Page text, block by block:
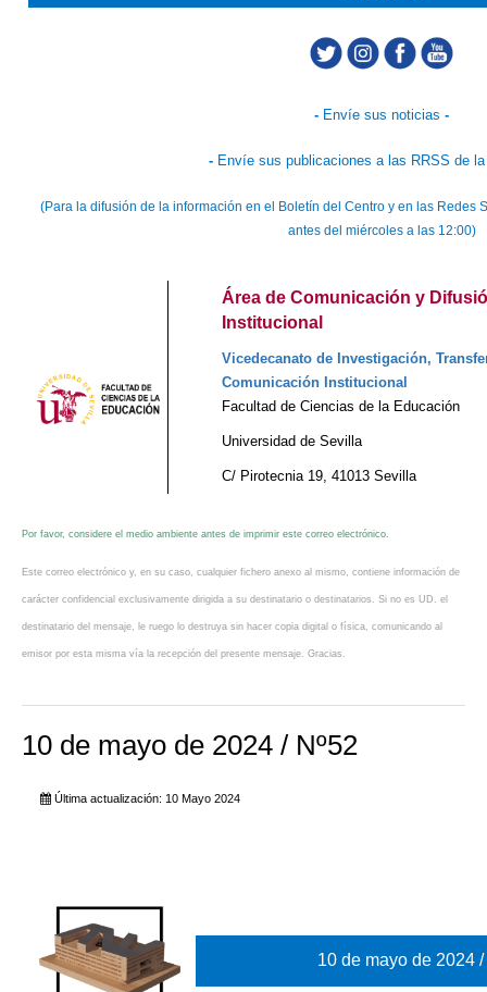
- Envíe sus noticias -
- Envíe sus publicaciones a las RRSS de
(Para la difusión de la información en el Boletín del Centro y en las Redes
antes del miércoles a las 12:00)
Área de Comunicación y
Institucional
Vicedecanato de Investigación,
Comunicación Institucional
Facultad de Ciencias de la Educación
Universidad de Sevilla
C/ Pirotecnia 19, 41013 Sevilla
Por favor, considere el medio ambiente antes de imprimir este correo electrónico.
Este correo electrónico y, en su caso, cualquier fichero anexo al mismo, contiene información de
carácter confidencial exclusivamente dirigida a su destinatario o destinatarios. Si no es UD. el
destinatario del mensaje, le ruego lo destruya sin hacer copia digital o física, comunicando al
emisor por esta misma vía la recepción del presente mensaje. Gracias.
10 de mayo de 2024 / Nº52
Última actualización: 10 Mayo 2024
10 de mayo de 2024 /